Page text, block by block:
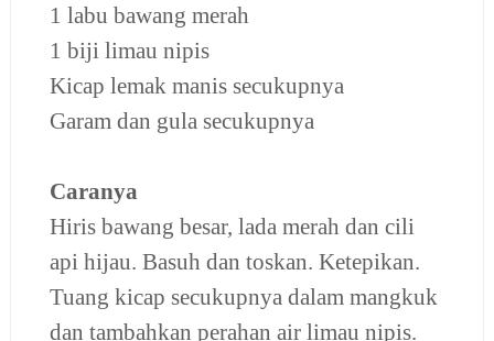
1 labu bawang merah
1 biji limau nipis
Kicap lemak manis secukupnya
Garam dan gula secukupnya
Caranya
Hiris bawang besar, lada merah dan cili
api hijau. Basuh dan toskan. Ketepikan.
Tuang kicap secukupnya dalam mangkuk
dan tambahkan perahan air limau nipis.